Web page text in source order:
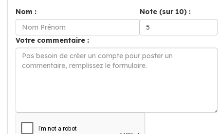
Nom :
Note (sur 10) :
Votre commentaire :